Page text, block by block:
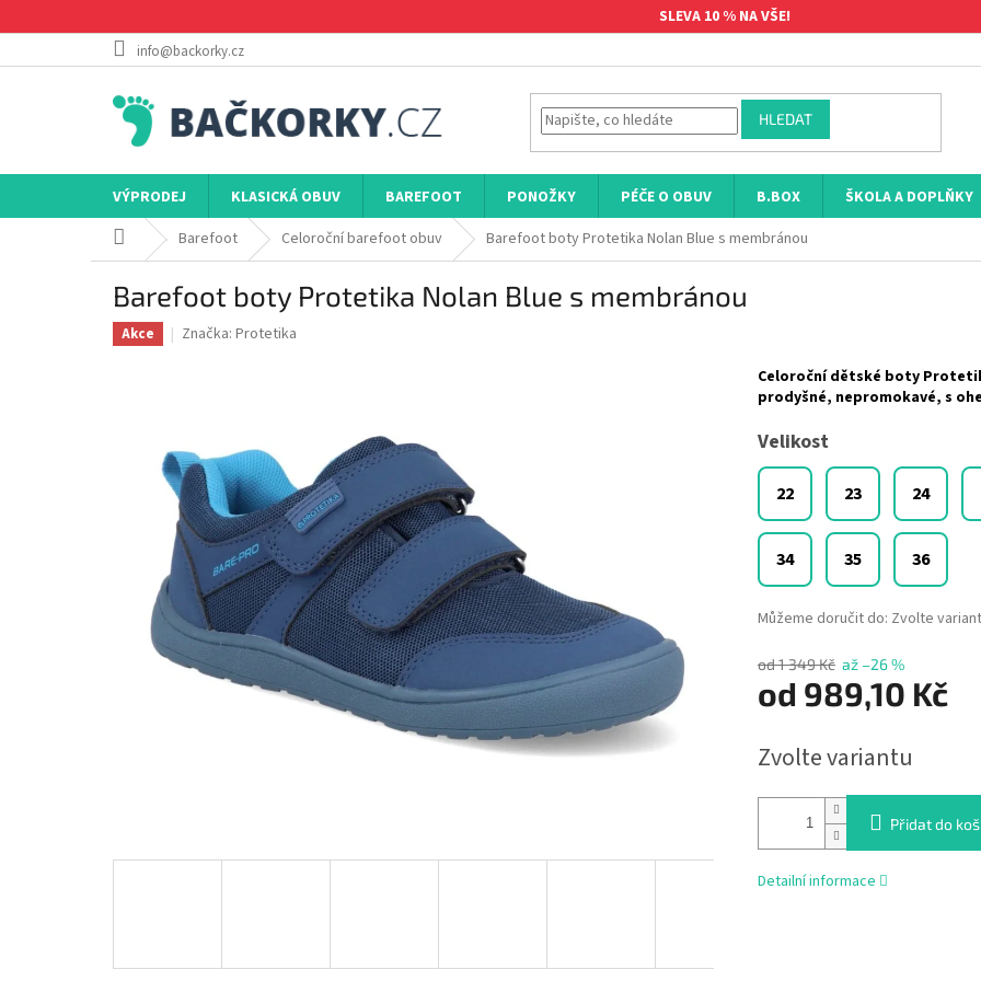
na
SLEVA 10 % NA VŠE!
info@backorky.cz
HLEDAT
VÝPRODEJ KLASICKÁ OBUV BAREFOOT PONOŽKY PÉČE O OBUV B.BOX ŠKOLA A DOPLŇKY
Domů Barefoot Celoroční barefoot obuv Barefoot boty Protetika Nolan Blue s membránou
Barefoot boty Protetika Nolan Blue s membránou
Akce Značka: Protetika
od 1 349 Kč až –26 %
od 989,10 Kč
cena:
Zvolte variantu
Velikost
22 23 24
34 35 36
Můžeme doručit do: Zvolte
Přidat do
Celoroční dětské boty
prodyšné, nepromokavé, s
Detailní informace